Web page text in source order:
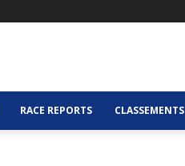
RACE REPORTS CLASSEMENTS